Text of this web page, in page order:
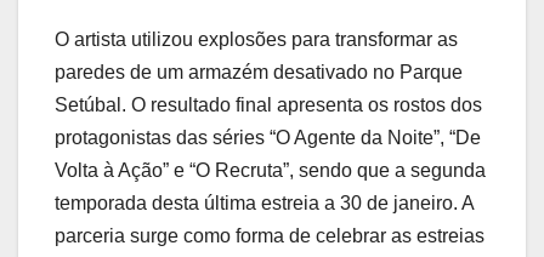
O artista utilizou explosões para transformar as
paredes de um armazém desativado no Parque
Setúbal. O resultado final apresenta os rostos dos
protagonistas das séries “O Agente da Noite”, “De
Volta à Ação” e “O Recruta”, sendo que a segunda
temporada desta última estreia a 30 de janeiro. A
parceria surge como forma de celebrar as estreias